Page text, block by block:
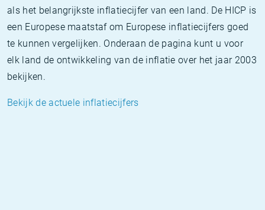
als het belangrijkste inflatiecijfer van een land. De HICP is
een Europese maatstaf om Europese inflatiecijfers goed
te kunnen vergelijken. Onderaan de pagina kunt u voor
elk land de ontwikkeling van de inflatie over het jaar 2003
bekijken.
Bekijk de actuele inflatiecijfers